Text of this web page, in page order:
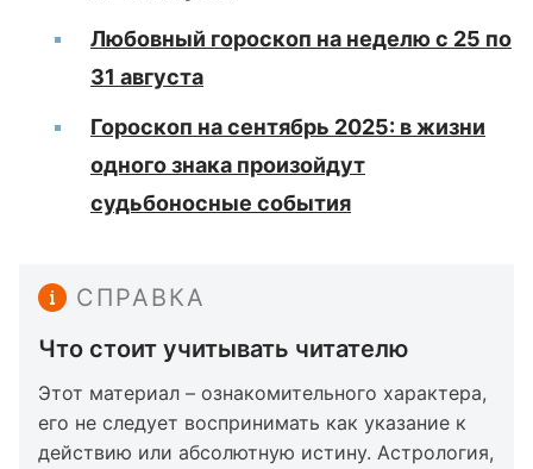
Любовный гороскоп на неделю с 25 по
31 августа
Гороскоп на сентябрь 2025: в жизни
одного знака произойдут
судьбоносные события
СПРАВКА
Что стоит учитывать читателю
Этот материал – ознакомительного характера,
его не следует воспринимать как указание к
действию или абсолютную истину. Астрология,